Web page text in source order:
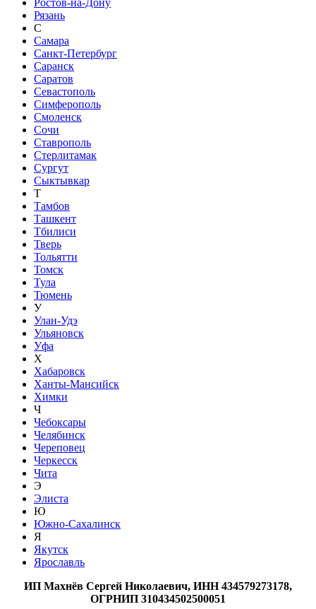
Рязань
С
Самара
Санкт-Петербург
Саранск
Саратов
Севастополь
Симферополь
Смоленск
Сочи
Ставрополь
Стерлитамак
Сургут
Сыктывкар
Т
Тамбов
Ташкент
Тбилиси
Тверь
Тольятти
Томск
Тула
Тюмень
У
Улан-Удэ
Ульяновск
Уфа
Х
Хабаровск
Ханты-Мансийск
Химки
Ч
Чебоксары
Челябинск
Череповец
Черкесск
Чита
Э
Элиста
Ю
Южно-Сахалинск
Я
Якутск
Ярославль
ИП Махнёв Сергей Николаевич, ИНН 434579273178,
ОГРНИП 310434502500051